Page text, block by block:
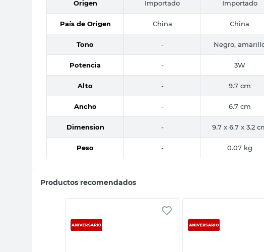
Origen Importado Importado
País de Origen China China
Tono - Negro,
Potencia - 3W
Alto - 9.7 cm
Ancho - 6.7 cm
Dimension - 9.7 x 6.7 x 3.2
Peso - 0.07 kg
Productos recomendados